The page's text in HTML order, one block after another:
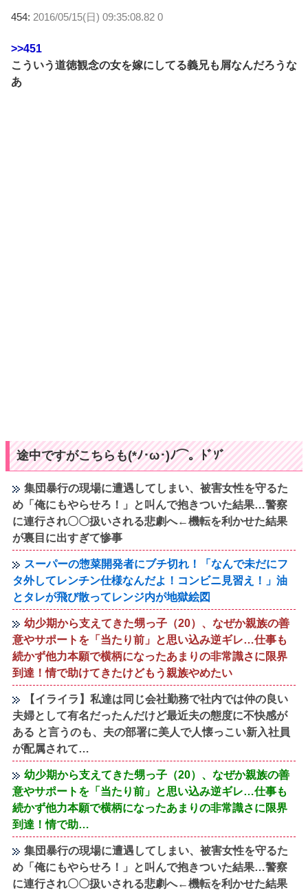
454: 2016/05/15(日) 09:35:08.82 0
>>451
こういう道徳観念の女を嫁にしてる義兄も屑なんだろうな
あ
途中ですがこちらも(*ﾉ･ω･)ﾉ⌒。ﾄﾞｿﾞ
集団暴行の現場に遭遇してしまい、被害女性を守るた
め「俺にもやらせろ！」と叫んで抱きついた結果…警察
に連行され〇〇扱いされる悲劇へ←機転を利かせた結果
が裏目に出すぎて惨事
スーパーの惣菜開発者にブチ切れ！「なんで未だにフ
タ外してレンチン仕様なんだよ！コンビニ見習え！」油
とタレが飛び散ってレンジ内が地獄絵図
幼少期から支えてきた甥っ子（20）、なぜか親族の善
意やサポートを「当たり前」と思い込み逆ギレ…仕事も
続かず他力本願で横柄になったあまりの非常識さに限界
到達！情で助けてきたけどもう親族やめたい
【イライラ】私達は同じ会社勤務で社内では仲の良い
夫婦として有名だったんだけど最近夫の態度に不快感が
ある と言うのも、夫の部署に美人で人懐っこい新入社員
が配属されて…
幼少期から支えてきた甥っ子（20）、なぜか親族の善
意やサポートを「当たり前」と思い込み逆ギレ…仕事も
続かず他力本願で横柄になったあまりの非常識さに限界
到達！情で助…
集団暴行の現場に遭遇してしまい、被害女性を守るた
め「俺にもやらせろ！」と叫んで抱きついた結果…警察
に連行され〇〇扱いされる悲劇へ←機転を利かせた結果